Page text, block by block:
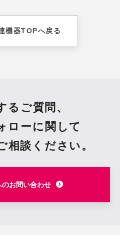
機器TOPへ戻る
るご質問、
ローに関して
相談ください。
お問い合わせ